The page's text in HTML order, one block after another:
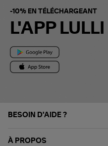
-10% EN TÉLÉCHARGEANT
L'APP LULLI
BESOIN D'AIDE ?
À PROPOS